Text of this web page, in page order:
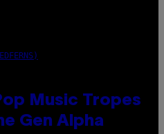
Music Tropes
Gen Alpha